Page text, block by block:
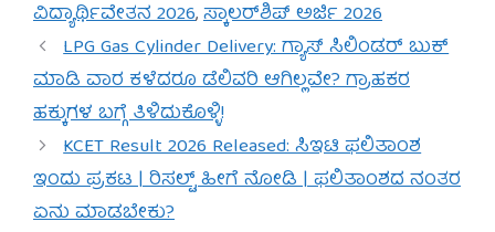
ವಿದ್ಯಾರ್ಥಿವೇತನ 2026,ಸ್ಕಾಲರ್‌ಶಿಪ್ ಅರ್ಜಿ 2026
LPG Gas Cylinder Delivery: ಗ್ಯಾಸ್ ಸಿಲಿಂಡರ್ ಬುಕ್
ಮಾಡಿ ವಾರ ಕಳೆದರೂ ಡೆಲಿವರಿ ಆಗಿಲ್ಲವೇ? ಗ್ರಾಹಕರ
ಹಕ್ಕುಗಳ ಬಗ್ಗೆ ತಿಳಿದುಕೊಳ್ಳಿ!
KCET Result 2026 Released: ಸಿಇಟಿ ಫಲಿತಾಂಶ
ಇಂದು ಪ್ರಕಟ | ರಿಸಲ್ಟ್ ಹೀಗೆ ನೋಡಿ | ಫಲಿತಾಂಶದ ನಂತರ
ಏನು ಮಾಡಬೇಕು?